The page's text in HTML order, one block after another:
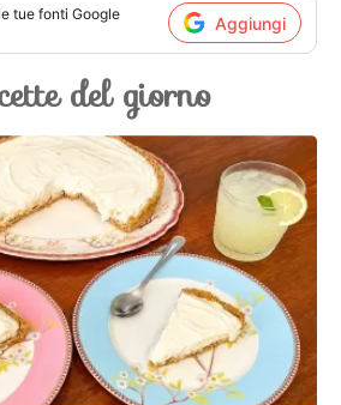
tue fonti Google
Aggiungi
del giorno